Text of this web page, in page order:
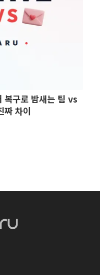
구로 밤새는 팀 vs
짜 차이